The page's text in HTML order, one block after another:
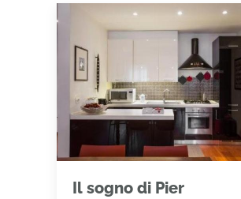
Il sogno di Pier